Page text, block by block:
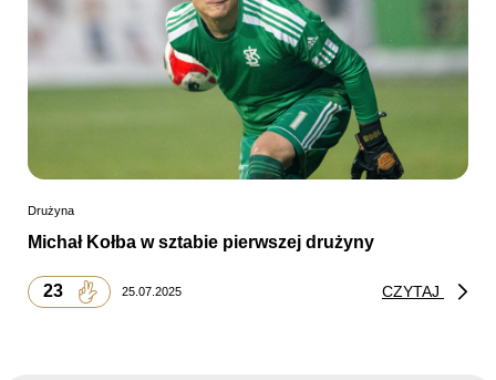
Drużyna
Michał Kołba w sztabie pierwszej drużyny
23 25.07.2025 CZYTAJ